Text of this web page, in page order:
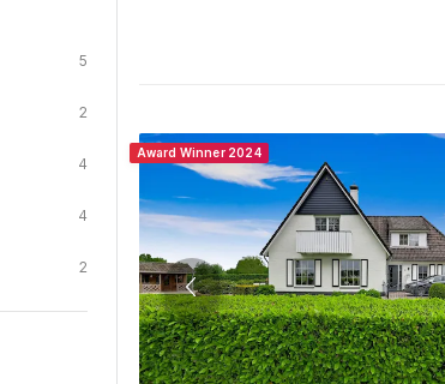
5
2
4
4
2
Award Winner 2024